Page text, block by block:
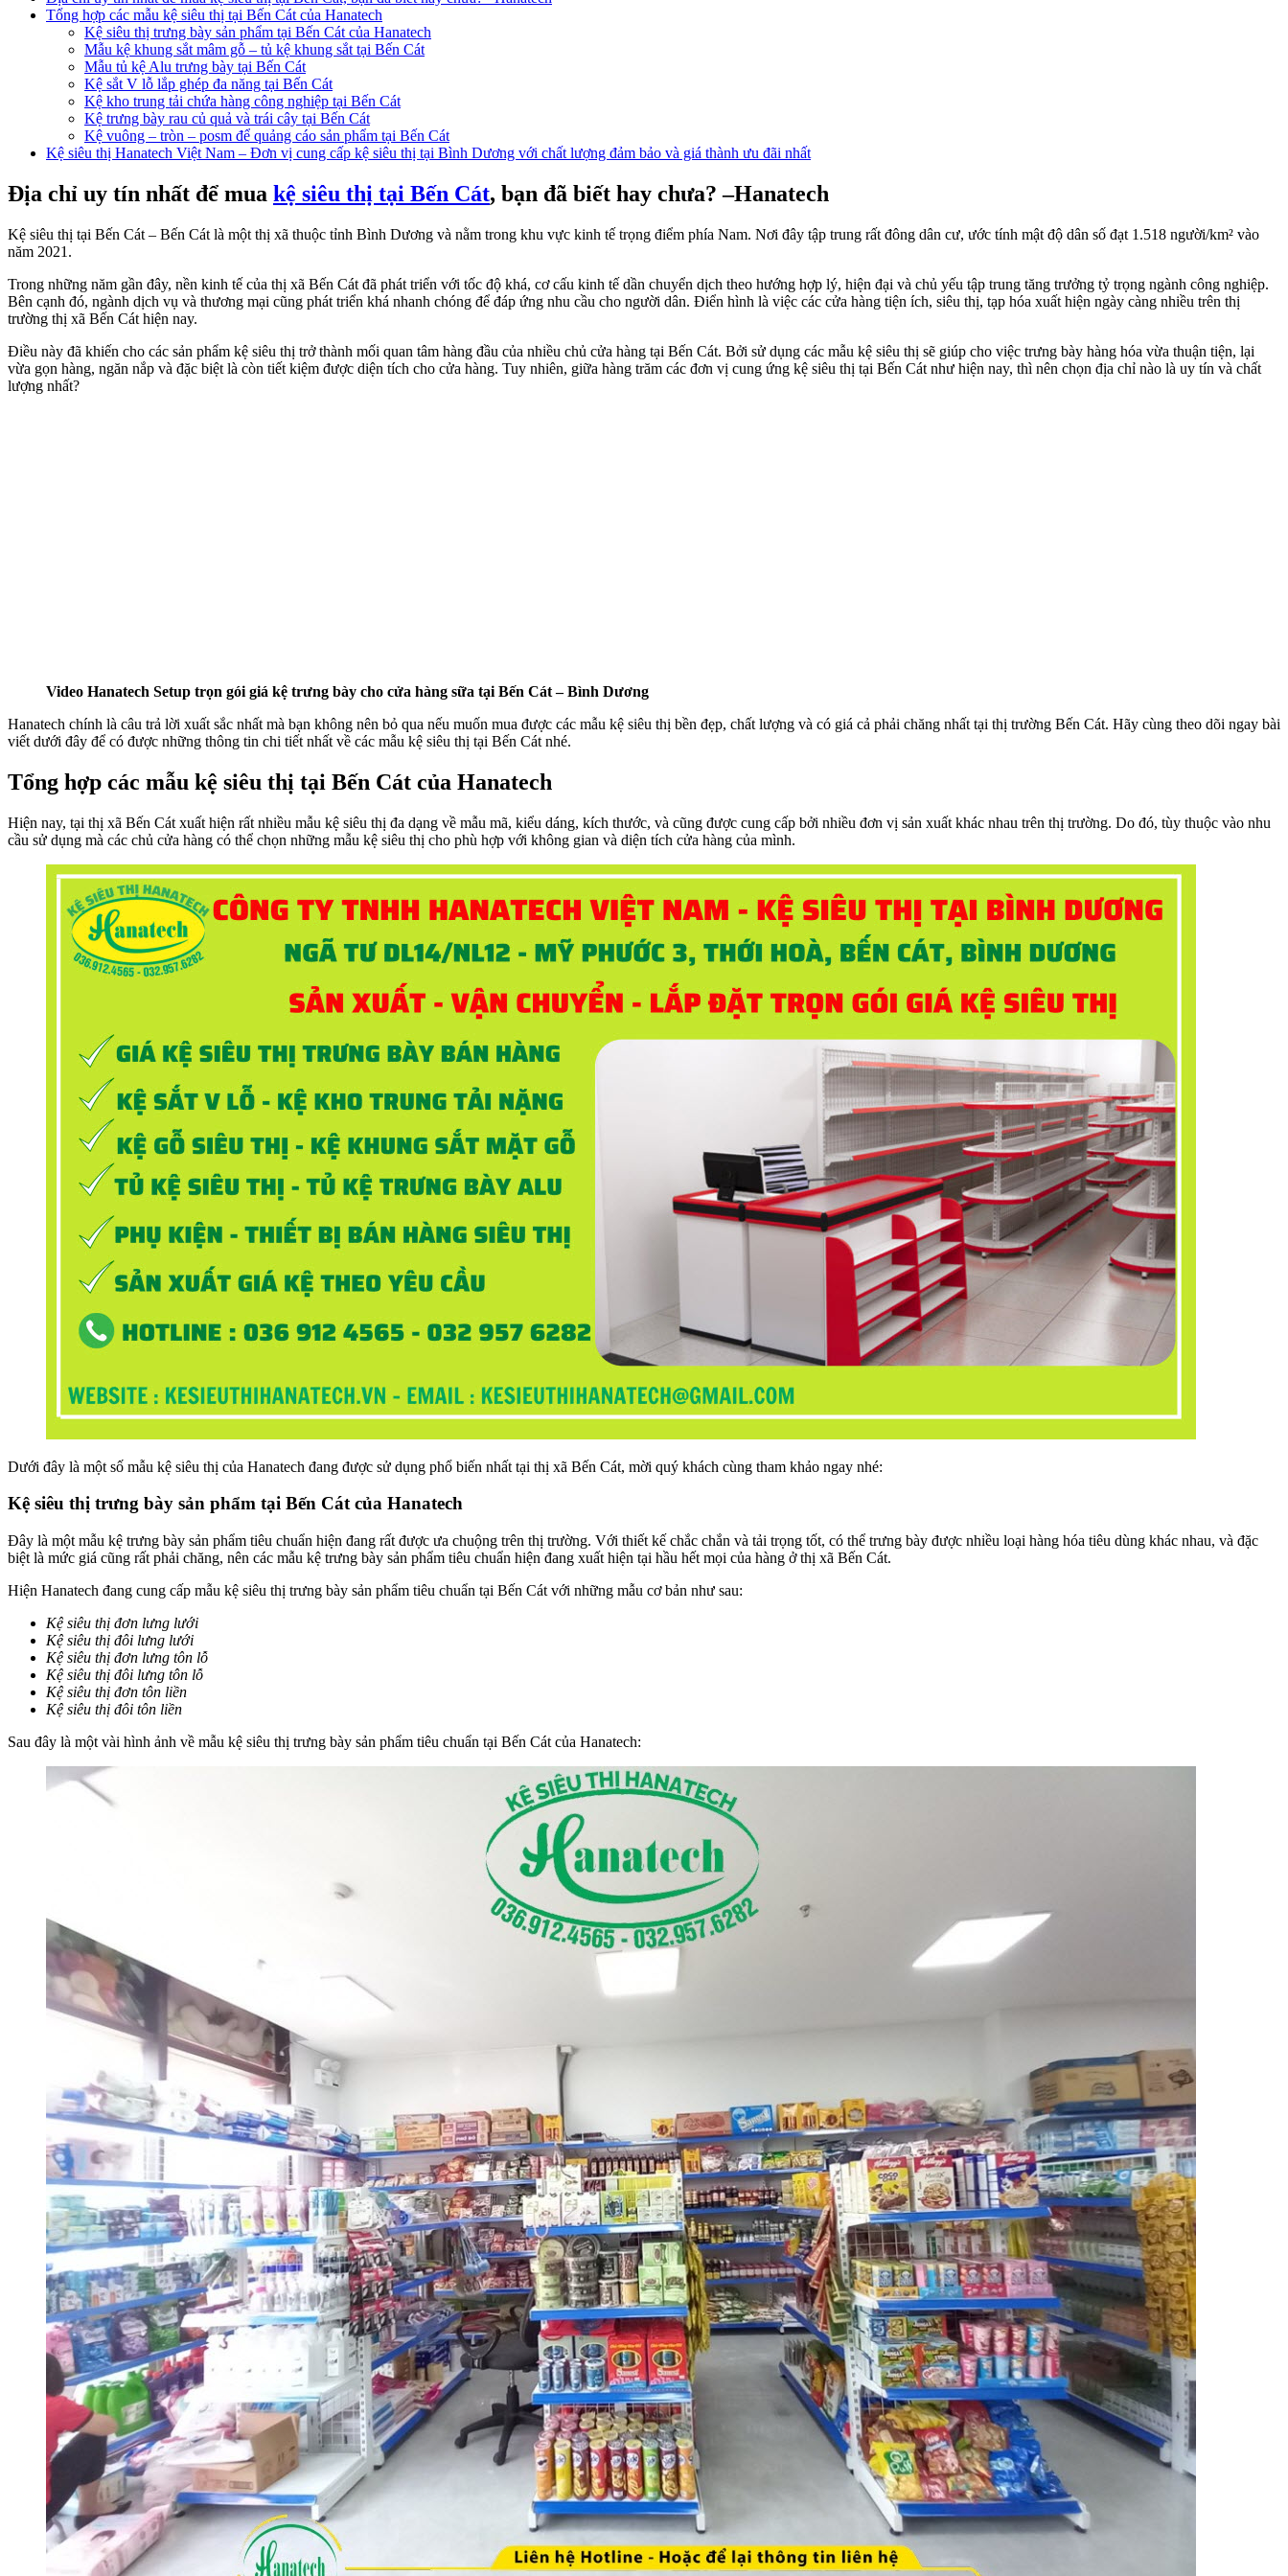
Tổng hợp các mẫu kệ siêu thị tại Bến Cát của Hanatech
Kệ siêu thị trưng bày sản phẩm tại Bến Cát của Hanatech
Mẫu kệ khung sắt mâm gỗ – tủ kệ khung sắt tại Bến Cát
Mẫu tủ kệ Alu trưng bày tại Bến Cát
Kệ sắt V lỗ lắp ghép đa năng tại Bến Cát
Kệ kho trung tải chứa hàng công nghiệp tại Bến Cát
Kệ trưng bày rau củ quả và trái cây tại Bến Cát
Kệ vuông – tròn – posm để quảng cáo sản phẩm tại Bến Cát
Kệ siêu thị Hanatech Việt Nam – Đơn vị cung cấp kệ siêu thị tại Bình Dương với chất lượng đảm bảo và giá thành ưu đãi nhất
Địa chỉ uy tín nhất để mua kệ siêu thị tại Bến Cát, bạn đã biết hay chưa? –Hanatech
Kệ siêu thị tại Bến Cát – Bến Cát là một thị xã thuộc tỉnh Bình Dương và nằm trong khu vực kinh tế trọng điểm phía Nam. Nơi đây tập trung rất đông dân cư, ước tính mật độ dân số đạt 1.518 người/km² vào
năm 2021.
Trong những năm gần đây, nền kinh tế của thị xã Bến Cát đã phát triển với tốc độ khá, cơ cấu kinh tế dần chuyển dịch theo hướng hợp lý, hiện đại và chủ yếu tập trung tăng trưởng tỷ trọng ngành công nghiệp.
Bên cạnh đó, ngành dịch vụ và thương mại cũng phát triển khá nhanh chóng để đáp ứng nhu cầu cho người dân. Điển hình là việc các cửa hàng tiện ích, siêu thị, tạp hóa xuất hiện ngày càng nhiều trên thị
trường thị xã Bến Cát hiện nay.
Điều này đã khiến cho các sản phẩm kệ siêu thị trở thành mối quan tâm hàng đầu của nhiều chủ cửa hàng tại Bến Cát. Bởi sử dụng các mẫu kệ siêu thị sẽ giúp cho việc trưng bày hàng hóa vừa thuận tiện, lại
vừa gọn hàng, ngăn nắp và đặc biệt là còn tiết kiệm được diện tích cho cửa hàng. Tuy nhiên, giữa hàng trăm các đơn vị cung ứng kệ siêu thị tại Bến Cát như hiện nay, thì nên chọn địa chỉ nào là uy tín và chất
lượng nhất?
Video Hanatech Setup trọn gói giá kệ trưng bày cho cửa hàng sữa tại Bến Cát – Bình Dương
Hanatech chính là câu trả lời xuất sắc nhất mà bạn không nên bỏ qua nếu muốn mua được các mẫu kệ siêu thị bền đẹp, chất lượng và có giá cả phải chăng nhất tại thị trường Bến Cát. Hãy cùng theo dõi ngay bài
viết dưới đây để có được những thông tin chi tiết nhất về các mẫu kệ siêu thị tại Bến Cát nhé.
Tổng hợp các mẫu kệ siêu thị tại Bến Cát của Hanatech
Hiện nay, tại thị xã Bến Cát xuất hiện rất nhiều mẫu kệ siêu thị đa dạng về mẫu mã, kiểu dáng, kích thước, và cũng được cung cấp bởi nhiều đơn vị sản xuất khác nhau trên thị trường. Do đó, tùy thuộc vào nhu
cầu sử dụng mà các chủ cửa hàng có thể chọn những mẫu kệ siêu thị cho phù hợp với không gian và diện tích cửa hàng của mình.
Dưới đây là một số mẫu kệ siêu thị của Hanatech đang được sử dụng phổ biến nhất tại thị xã Bến Cát, mời quý khách cùng tham khảo ngay nhé:
Kệ siêu thị trưng bày sản phẩm tại Bến Cát của Hanatech
Đây là một mẫu kệ trưng bày sản phẩm tiêu chuẩn hiện đang rất được ưa chuộng trên thị trường. Với thiết kế chắc chắn và tải trọng tốt, có thể trưng bày được nhiều loại hàng hóa tiêu dùng khác nhau, và đặc
biệt là mức giá cũng rất phải chăng, nên các mẫu kệ trưng bày sản phẩm tiêu chuẩn hiện đang xuất hiện tại hầu hết mọi của hàng ở thị xã Bến Cát.
Hiện Hanatech đang cung cấp mẫu kệ siêu thị trưng bày sản phẩm tiêu chuẩn tại Bến Cát với những mẫu cơ bản như sau:
Kệ siêu thị đơn lưng lưới
Kệ siêu thị đôi lưng lưới
Kệ siêu thị đơn lưng tôn lỗ
Kệ siêu thị đôi lưng tôn lỗ
Kệ siêu thị đơn tôn liền
Kệ siêu thị đôi tôn liền
Sau đây là một vài hình ảnh về mẫu kệ siêu thị trưng bày sản phẩm tiêu chuẩn tại Bến Cát của Hanatech: